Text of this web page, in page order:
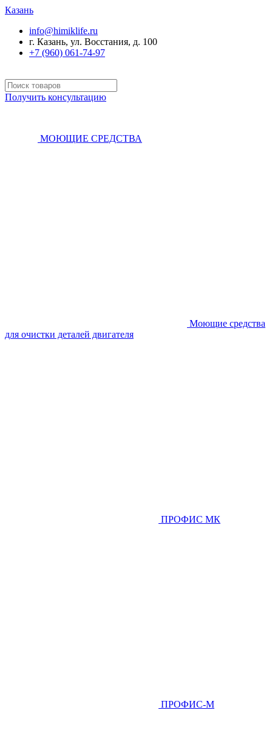
Казань
info@himiklife.ru
г. Казань, ул. Восстания, д. 100
+7 (960) 061-74-97
Получить консультацию
МОЮЩИЕ СРЕДСТВА
Моющие средства
для очистки деталей двигателя
ПРОФИС МК
ПРОФИС-М